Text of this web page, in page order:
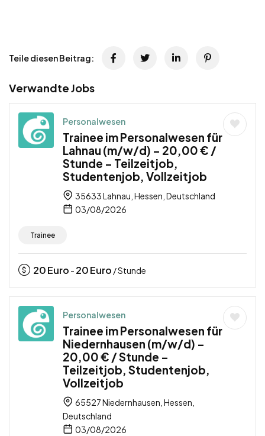
Teile diesen Beitrag:
Verwandte Jobs
Personalwesen
Trainee im Personalwesen für
Lahnau (m/w/d) – 20,00 € /
Stunde – Teilzeitjob,
Studentenjob, Vollzeitjob
35633 Lahnau, Hessen, Deutschland
03/08/2026
Trainee
20Euro - 20Euro / Stunde
Personalwesen
Trainee im Personalwesen für
Niedernhausen (m/w/d) –
20,00 € / Stunde –
Teilzeitjob, Studentenjob,
Vollzeitjob
65527 Niedernhausen, Hessen,
Deutschland
03/08/2026